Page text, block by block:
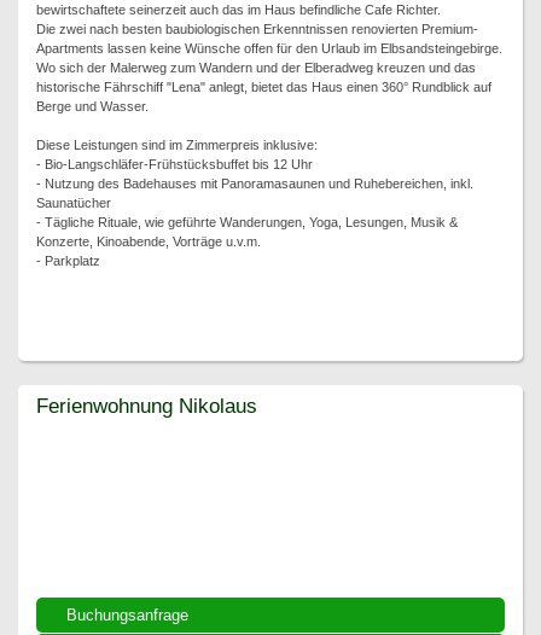
bewirtschaftete seinerzeit auch das im Haus befindliche Cafe Richter.
Die zwei nach besten baubiologischen Erkenntnissen renovierten Premium-
Apartments lassen keine Wünsche offen für den Urlaub im Elbsandsteingebirge.
Wo sich der Malerweg zum Wandern und der Elberadweg kreuzen und das
historische Fährschiff "Lena" anlegt, bietet das Haus einen 360° Rundblick auf
Berge und Wasser.
Diese Leistungen sind im Zimmerpreis inklusive:
- Bio-Langschläfer-Frühstücksbuffet bis 12 Uhr
- Nutzung des Badehauses mit Panoramasaunen und Ruhebereichen, inkl.
Saunatücher
- Tägliche Rituale, wie geführte Wanderungen, Yoga, Lesungen, Musik &
Konzerte, Kinoabende, Vorträge u.v.m.
- Parkplatz
Ferienwohnung Nikolaus
Buchungsanfrage
Ferienwohnung Nikolaus